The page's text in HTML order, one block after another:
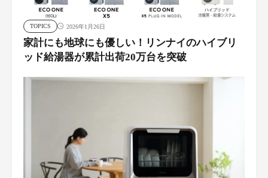
TOPICS 2026年1月26日
家計にも地球にも優しい！リンナイのハイブリ
ッド給湯器が累計出荷20万台を突破